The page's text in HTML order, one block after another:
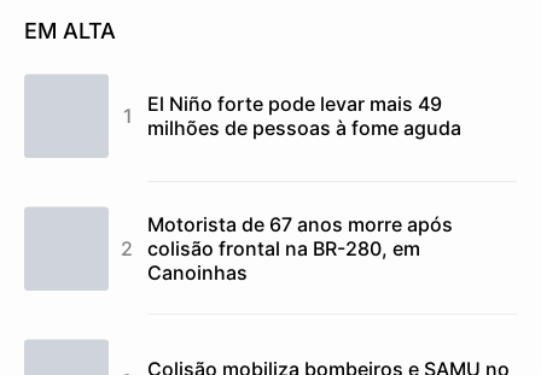
EM ALTA
El Niño forte pode levar mais 49
milhões de pessoas à fome aguda
Motorista de 67 anos morre após
colisão frontal na BR-280, em
Canoinhas
Colisão mobiliza bombeiros e SAMU no